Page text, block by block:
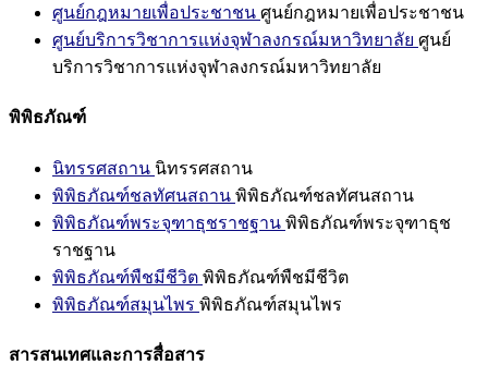
ศูนย์กฎหมายเพื่อประชาชน ศูนย์กฎหมายเพื่อประชาชน
ศูนย์บริการวิชาการแห่งจุฬาลงกรณ์มหาวิทยาลัย ศูนย์
บริการวิชาการแห่งจุฬาลงกรณ์มหาวิทยาลัย
พิพิธภัณฑ์
นิทรรศสถาน นิทรรศสถาน
พิพิธภัณฑ์ชลทัศนสถาน พิพิธภัณฑ์ชลทัศนสถาน
พิพิธภัณฑ์พระจุฑาธุชราชฐาน พิพิธภัณฑ์พระจุฑาธุช
ราชฐาน
พิพิธภัณฑ์พืชมีชีวิต พิพิธภัณฑ์พืชมีชีวิต
พิพิธภัณฑ์สมุนไพร พิพิธภัณฑ์สมุนไพร
สารสนเทศและการสื่อสาร